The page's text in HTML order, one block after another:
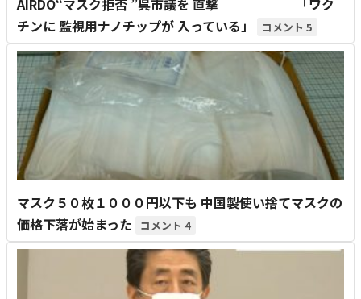
AIRDO“マスク拒否 ”呉市議を 直撃 「ワク
チンに 監視用ナノチップが 入っている」
5
マスク５０枚１０００円以下も 中国製使い捨てマスクの
価格下落が始まった
4